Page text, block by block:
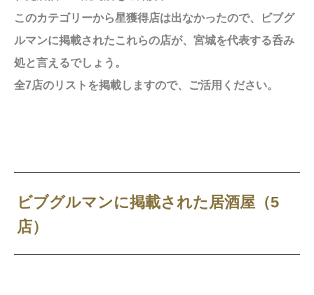
このカテゴリーから星獲得店は出なかったので、ビブグ
ルマンに掲載されたこれらの店が、宮城を代表する呑み
処と言えるでしょう。
全7店のリストを掲載しますので、ご活用ください。
ビブグルマンに掲載された居酒屋（5
店）